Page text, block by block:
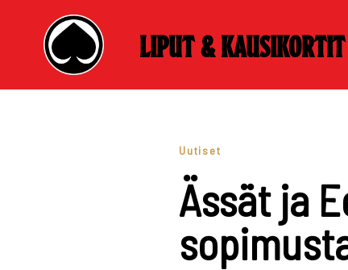
content
Liput & kausikortit
Ässät ja
Uutiset